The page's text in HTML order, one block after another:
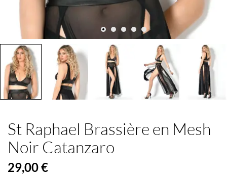
St Raphael Brassière en Mesh
Noir Catanzaro
29,00 €